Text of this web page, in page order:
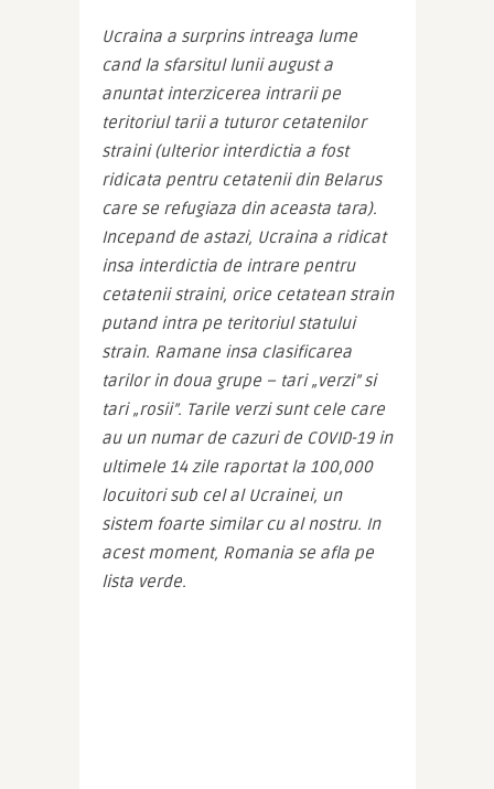
Ucraina a surprins intreaga lume
cand la sfarsitul lunii august a
anuntat interzicerea intrarii pe
teritoriul tarii a tuturor cetatenilor
straini (ulterior interdictia a fost
ridicata pentru cetatenii din Belarus
care se refugiaza din aceasta tara).
Incepand de astazi, Ucraina a ridicat
insa interdictia de intrare pentru
cetatenii straini, orice cetatean strain
putand intra pe teritoriul statului
strain. Ramane insa clasificarea
tarilor in doua grupe – tari „verzi” si
tari „rosii”. Tarile verzi sunt cele care
au un numar de cazuri de COVID-19 in
ultimele 14 zile raportat la 100,000
locuitori sub cel al Ucrainei, un
sistem foarte similar cu al nostru. In
acest moment, Romania se afla pe
lista verde.